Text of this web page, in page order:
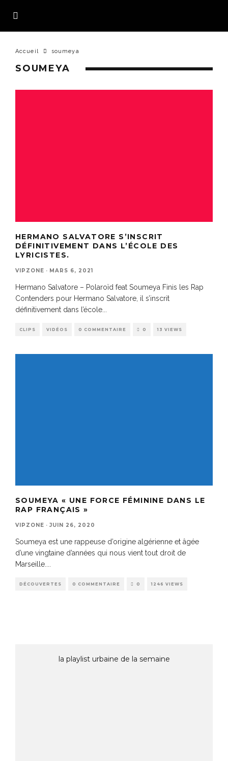
Accueil soumeya
SOUMEYA
HERMANO SALVATORE S’INSCRIT
DÉFINITIVEMENT DANS L’ÉCOLE DES
LYRICISTES.
VIPZONE · MARS 6, 2021
Hermano Salvatore – Polaroïd feat Soumeya Finis les Rap
Contenders pour Hermano Salvatore, il s’inscrit
définitivement dans l’école
CLIPS VIDÉOS 0 COMMENTAIRE 0 13 VIEWS
SOUMEYA « UNE FORCE FÉMININE DANS LE
RAP FRANÇAIS »
VIPZONE · JUIN 26, 2020
Soumeya est une rappeuse d’origine algérienne et âgée
d’une vingtaine d’années qui nous vient tout droit de
Marseille....
DÉCOUVERTES 0 COMMENTAIRE 0 1246 VIEWS
la playlist urbaine de la semaine